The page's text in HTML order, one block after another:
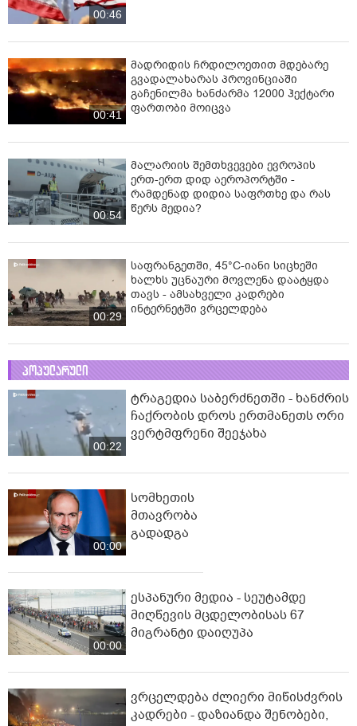
00:46
00:41
მადრიდის ჩრდილოეთით მდებარე
გვადალახარას პროვინციაში
გაჩენილმა ხანძარმა 12000 ჰექტარი
ფართობი მოიცვა
00:54
მალარიის შემთხვევები ევროპის
ერთ-ერთ დიდ აეროპორტში -
რამდენად დიდია საფრთხე და რას
წერს მედია?
00:29
საფრანგეთში, 45°C-იანი სი­ცხეში
ხალხს უცნაური მოვლენა დაატყდა
თავს - ამსახველი კადრები
ინტერნეტში ვრცელდება
პოპულარული
00:22
ტრაგედია საბერძნეთში - ხანძრის
ჩაქრობის დროს ერთმანეთს ორი
ვერტმფრენი შეეჯახა
00:00
სომხეთის
მთავრობა
გადადგა
00:00
ესპანური მედია - სეუტამდე
მიღწევის მცდელობისას 67
მიგრანტი დაიღუპა
ვრცელდება ძლიერი მიწისძვრის
კადრები - დაზიანდა შენობები,